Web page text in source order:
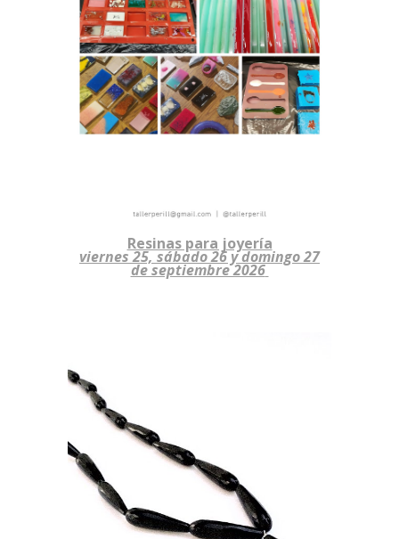
Resinas para joyería
viernes 25, sábado26 y domingo 27
de septiembre 2026